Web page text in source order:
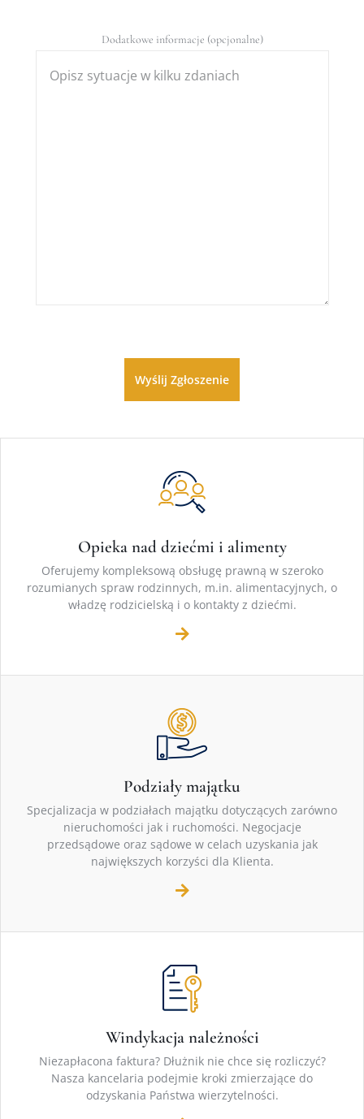
Dodatkowe informacje (opcjonalne)
Opieka nad dziećmi i alimenty
Oferujemy kompleksową obsługę prawną w szeroko
rozumianych spraw rodzinnych, m.in. alimentacyjnych, o
władzę rodzicielską i o kontakty z dziećmi.
Podziały majątku
Specjalizacja w podziałach majątku dotyczących zarówno
nieruchomości jak i ruchomości. Negocjacje
przedsądowe oraz sądowe w celach uzyskania jak
największych korzyści dla Klienta.
Windykacja należności
Niezapłacona faktura? Dłużnik nie chce się rozliczyć?
Nasza kancelaria podejmie kroki zmierzające do
odzyskania Państwa wierzytelności.